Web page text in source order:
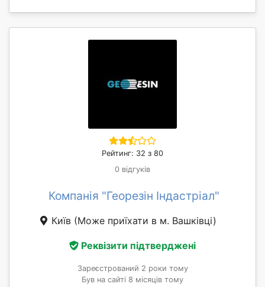
Рейтинг: 32 з 80
0 відгуків
Компанія "Георезін Індастріал"
Київ (Може приїхати в м. Вашківці)
Реквізити підтверджені
Зареєстрований 2 роки тому
Був на сайті 8 місяців тому